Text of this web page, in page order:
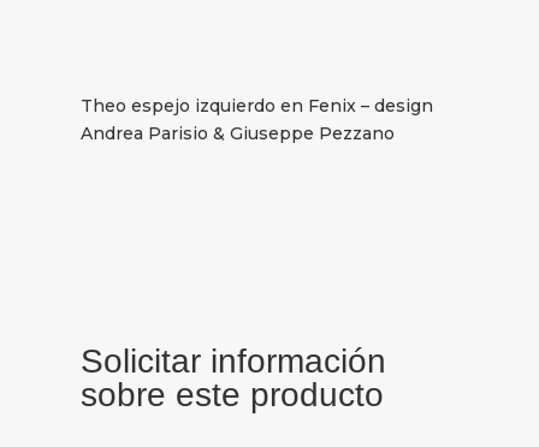
Theo espejo izquierdo en Fenix – design
Andrea Parisio & Giuseppe Pezzano
Solicitar información
sobre este producto